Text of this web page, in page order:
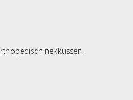
nekkussen